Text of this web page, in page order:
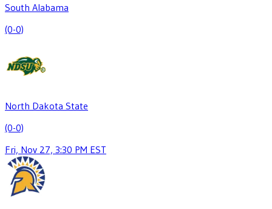
South Alabama
(0-0)
North Dakota State
(0-0)
Fri, Nov 27, 3:30 PM EST